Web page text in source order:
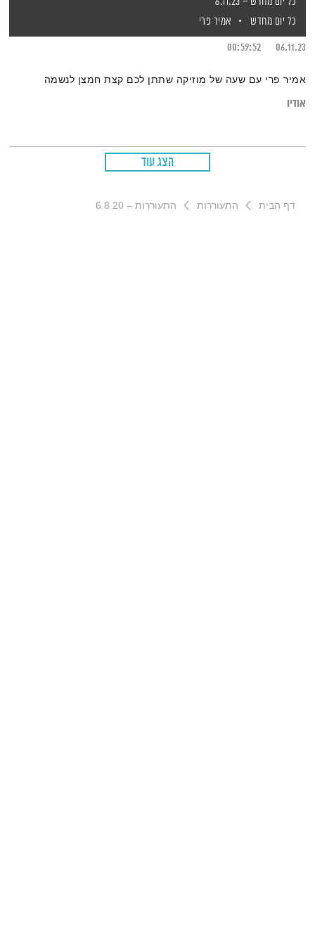
כל יום מחדש
אמיר פרי
06.11.23
00:59:52
אמיר פרי עם שעה של מוזיקה שתתן לכם קצת חמצן לנשמה
אודיו
הצג עוד
דף הבית התעוררות התעוררות – 6.8.20